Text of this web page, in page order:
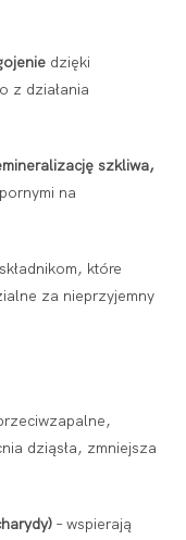
dzięki
z działania
szkliwa,
na
które
za nieprzyjemny
dziąsła, zmniejsza
– wspierają